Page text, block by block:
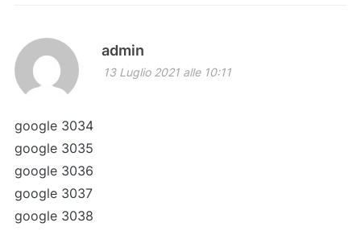
admin
13 Luglio 2021 alle 10:11
google 3034
google 3035
google 3036
google 3037
google 3038